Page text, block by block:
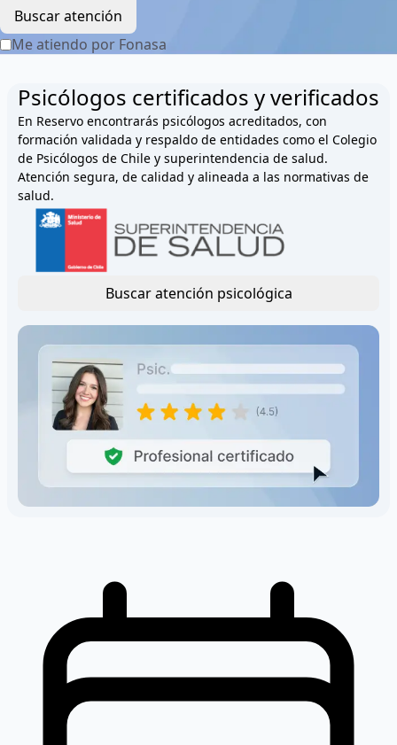
Buscar atención
Me atiendo por Fonasa
Psicólogos certificados y verificados
En Reservo encontrarás psicólogos acreditados, con
formación validada y respaldo de entidades como el Colegio
de Psicólogos de Chile y superintendencia de salud.
Atención segura, de calidad y alineada a las normativas de
salud.
Buscar atención psicológica